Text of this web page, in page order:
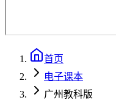
首页
电子课本
广州教科版